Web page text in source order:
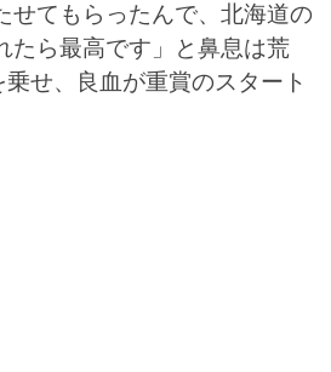
せてもらったんで、北海道の
たら最高です」と鼻息は荒
せ、良血が重賞のスタート